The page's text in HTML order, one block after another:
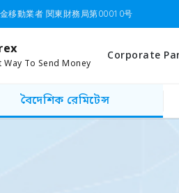
移動業者 関東財務局第00010号
Way To Send Money
Corporate
বৈদেশিক রেমিটেন্স